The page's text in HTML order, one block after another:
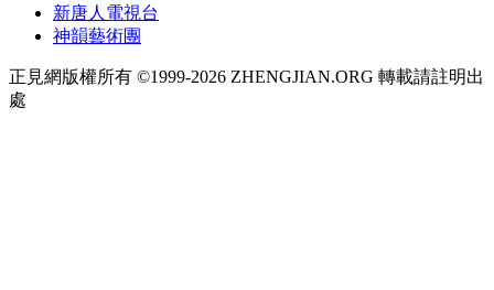
新唐人電視台
神韻藝術團
正見網版權所有 ©1999-2026 ZHENGJIAN.ORG 轉載請註明出
處